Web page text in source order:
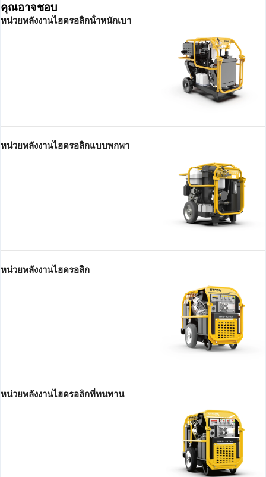
คุณอาจชอบ
หน่วยพลังงานไฮดรอลิกน้ําหนักเบา
หน่วยพลังงานไฮดรอลิกแบบพกพา
หน่วยพลังงานไฮดรอลิก
หน่วยพลังงานไฮดรอลิกที่ทนทาน